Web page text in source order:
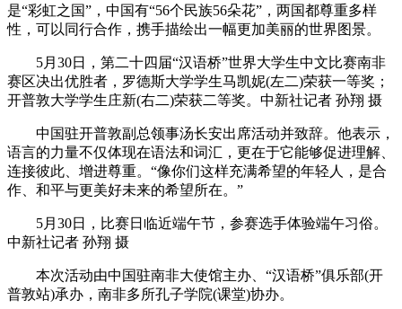
是“彩虹之国”，中国有“56个民族56朵花”，两国都尊重多样
性，可以同行合作，携手描绘出一幅更加美丽的世界图景。
5月30日，第二十四届“汉语桥”世界大学生中文比赛南非
赛区决出优胜者，罗德斯大学学生马凯妮(左二)荣获一等奖；
开普敦大学学生庄新(右二)荣获二等奖。中新社记者 孙翔 摄
中国驻开普敦副总领事汤长安出席活动并致辞。他表示，
语言的力量不仅体现在语法和词汇，更在于它能够促进理解、
连接彼此、增进尊重。“像你们这样充满希望的年轻人，是合
作、和平与更美好未来的希望所在。”
5月30日，比赛日临近端午节，参赛选手体验端午习俗。
中新社记者 孙翔 摄
本次活动由中国驻南非大使馆主办、“汉语桥”俱乐部(开
普敦站)承办，南非多所孔子学院(课堂)协办。